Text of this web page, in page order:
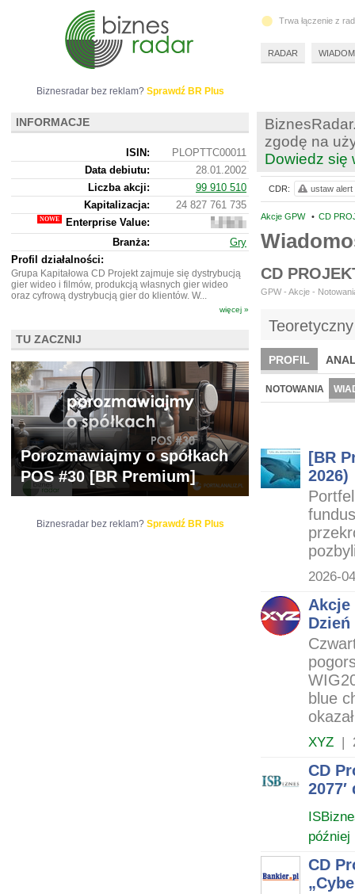
zgodę na
Dowiedz się
Akcje GPW • CD
CD
GPW - Akcje -
PROFIL
WYCENA BR
NOTOWANIA
[BR
2026)
2026-
Akcje
blue
XYZ |
CD
później
CD
CDR: ustaw alert
Biznesradar bez reklam? Sprawdź BR Plus
INFORMACJE
ISIN:
PLOPTTC00011
Data debiutu:
28.01.2002
Liczba akcji:
99 910 510
Kapitalizacja:
24 827 761 735
Enterprise Value:
24
827
256
Branża:
Gry
Profil działalności:
Grupa Kapitałowa CD Projekt zajmuje się dystrybucją
gier wideo i filmów, produkcją własnych gier wideo
oraz cyfrową dystrybucją gier do klientów. W...
więcej »
TU ZACZNIJ
Porozmawiajmy o spółkach
POS #30 [BR Premium]
Biznesradar bez reklam? Sprawdź BR Plus
Trwa łączenie z
RADAR